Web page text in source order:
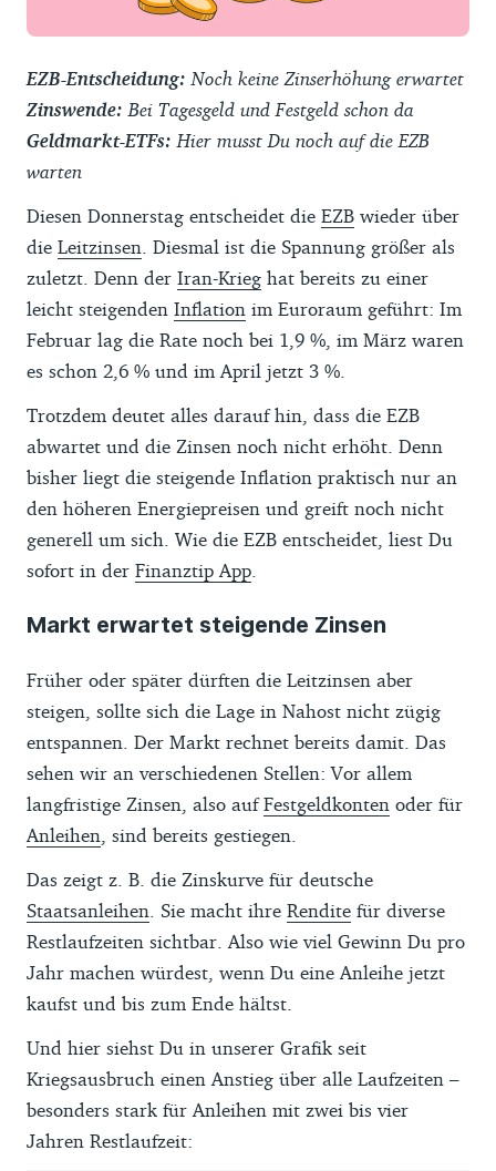
EZB-Entscheidung: Noch keine Zinserhöhung erwartet
Zinswende: Bei Tagesgeld und Festgeld schon da
Geldmarkt-ETFs: Hier musst Du noch auf die EZB
warten
Diesen Donnerstag entscheidet die EZB wieder über
die Leitzinsen . Diesmal ist die Spannung größer als
zuletzt. Denn der Iran-Krieg hat bereits zu einer
leicht steigenden Inflation im Euroraum geführt: Im
Februar lag die Rate noch bei 1,9 %, im März waren
es schon 2,6 % und im April jetzt 3 %.
Trotzdem deutet alles darauf hin, dass die EZB
abwartet und die Zinsen noch nicht erhöht. Denn
bisher liegt die steigende Inflation praktisch nur an
den höheren Energiepreisen und greift noch nicht
generell um sich. Wie die EZB entscheidet, liest Du
sofort in der Finanztip App
Markt erwartet steigende Zinsen
Früher oder später dürften die Leitzinsen aber
steigen, sollte sich die Lage in Nahost nicht zügig
entspannen. Der Markt rechnet bereits damit. Das
sehen wir an verschiedenen Stellen: Vor allem
langfristige Zinsen, also aufFestgeldkonten oder für
Anleihen , sind bereits gestiegen.
Das zeigt z. B. die Zinskurve für deutsche
Staatsanleihen . Sie macht ihre Rendite für diverse
Restlaufzeiten sichtbar. Also wie viel Gewinn Du pro
Jahr machen würdest, wenn Du eine Anleihe jetzt
kaufst und bis zum Ende hältst.
Und hier siehst Du in unserer Grafik seit
Kriegsausbruch einen Anstieg über alle Laufzeiten –
besonders stark für Anleihen mit zwei bis vier
Jahren Restlaufzeit: